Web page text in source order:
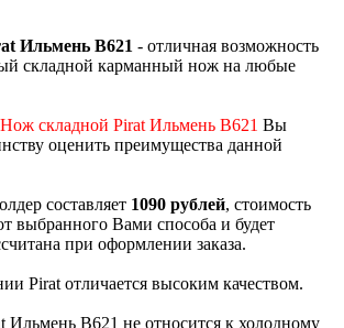
Ильмень B621 - отличная возможность
складной карманный нож на любые
Нож складной Pirat Ильмень B621 Вы
оценить преимущества данной
составляет 1090 рублей, стоимость
выбранного Вами способа и будет
при оформлении заказа.
Pirat отличается высоким качеством.
Ильмень B621 не относится к холодному